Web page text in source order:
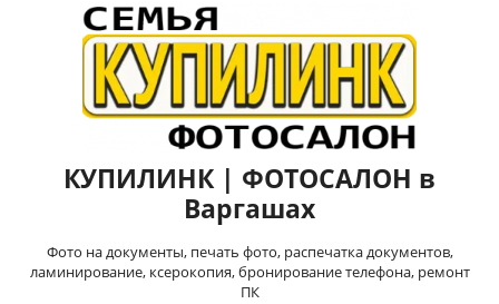
КУПИЛИНК | ФОТОСАЛОН в
Варгашах
Фото на документы, печать фото, распечатка документов,
ламинирование, ксерокопия, бронирование телефона, ремонт
ПК